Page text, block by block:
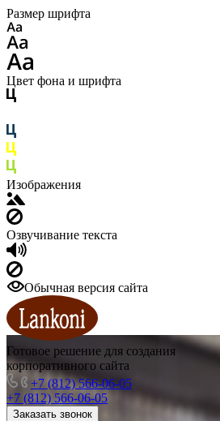
Размер шрифта
Цвет фона и шрифта
Изображения
Озвучивание текста
Обычная версия сайта
Готовое решение для создания
корпоративного сайта
+7 (812) 566-06-05
+7 (812) 566-06-05
Заказать звонок